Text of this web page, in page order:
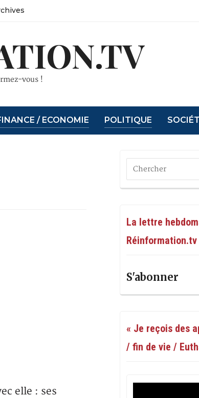
vous !
/ ECONOMIE POLITIQUE
elle : ses
La lettre
Réinformation.tv
S'abonner
« Je reçois des
/ fin de vie /